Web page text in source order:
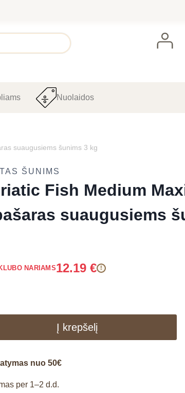
Nuolaidos
suaugusiems šunims 3 kg
ŠUNIMS
Fish Medium
suaugusiems
NARIAMS12.19 € !
Į krepšelį
nuo 50€
per 1–2 d.d.